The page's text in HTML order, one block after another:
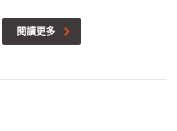
閱讀更多